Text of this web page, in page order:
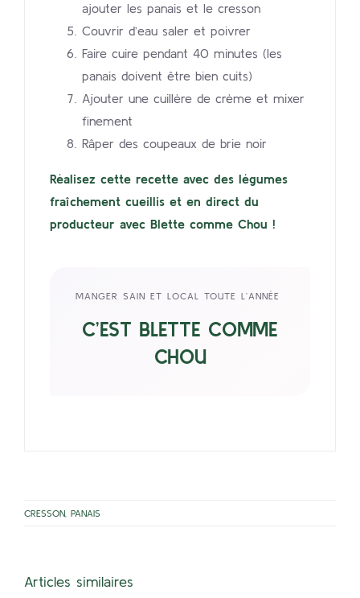
ajouter les panais et le cresson
Couvrir d’eau saler et poivrer
Faire cuire pendant 40 minutes (les
panais doivent être bien cuits)
Ajouter une cuillère de crème et mixer
finement
Râper des coupeaux de brie noir
Réalisez cette recette avec des légumes
fraîchement cueillis et en direct du
producteur avec Blette comme Chou !
MANGER SAIN ET LOCAL TOUTE L’ANNÉE
C’EST BLETTE COMME
CHOU
CRESSON PANAIS
Articles similaires